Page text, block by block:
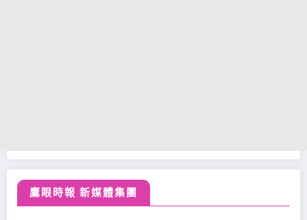
鷹眼時報 新媒體集團